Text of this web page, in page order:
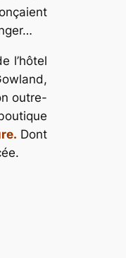
l’hôtel
outre-
Dont